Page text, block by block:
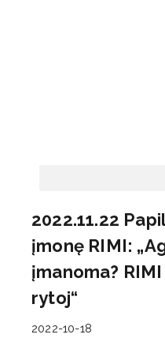
2022.11.22
įmonę RIMI:
įmanoma?
rytoj“
2022-10-18